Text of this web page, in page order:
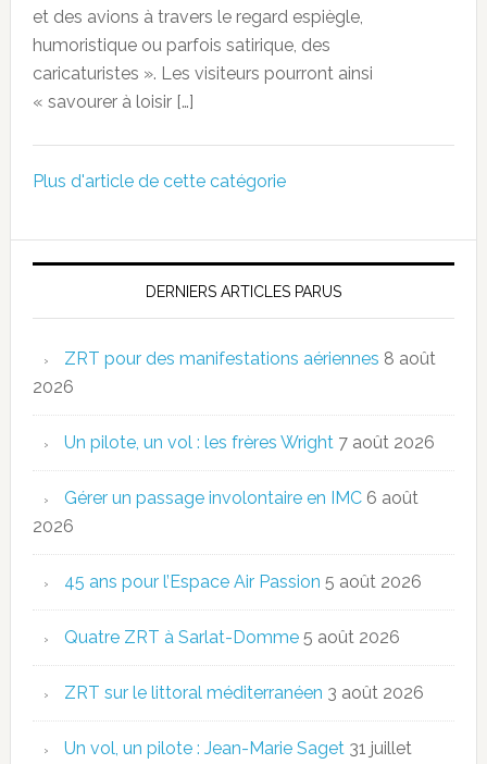
et des avions à travers le regard espiègle,
humoristique ou parfois satirique, des
caricaturistes ». Les visiteurs pourront ainsi
« savourer à loisir […]
Plus d'article de cette catégorie
DERNIERS ARTICLES PARUS
ZRT pour des manifestations aériennes 8 août
2026
Un pilote, un vol : les frères Wright 7 août 2026
Gérer un passage involontaire en IMC 6 août
2026
45 ans pour l’Espace Air Passion 5 août 2026
Quatre ZRT à Sarlat-Domme 5 août 2026
ZRT sur le littoral méditerranéen 3 août 2026
Un vol, un pilote : Jean-Marie Saget 31 juillet